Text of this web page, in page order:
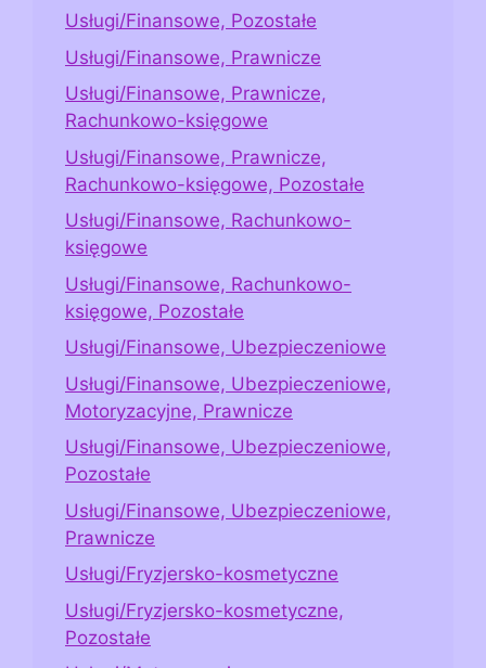
Usługi/Finansowe, Pozostałe
Usługi/Finansowe, Prawnicze
Usługi/Finansowe, Prawnicze,
Rachunkowo-księgowe
Usługi/Finansowe, Prawnicze,
Rachunkowo-księgowe, Pozostałe
Usługi/Finansowe, Rachunkowo-
księgowe
Usługi/Finansowe, Rachunkowo-
księgowe, Pozostałe
Usługi/Finansowe, Ubezpieczeniowe
Usługi/Finansowe, Ubezpieczeniowe,
Motoryzacyjne, Prawnicze
Usługi/Finansowe, Ubezpieczeniowe,
Pozostałe
Usługi/Finansowe, Ubezpieczeniowe,
Prawnicze
Usługi/Fryzjersko-kosmetyczne
Usługi/Fryzjersko-kosmetyczne,
Pozostałe